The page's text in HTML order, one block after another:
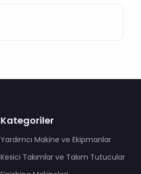
Kategoriler
Yardımcı Makine ve Ekipmanlar
Kesici Takımlar ve Takım Tutucular